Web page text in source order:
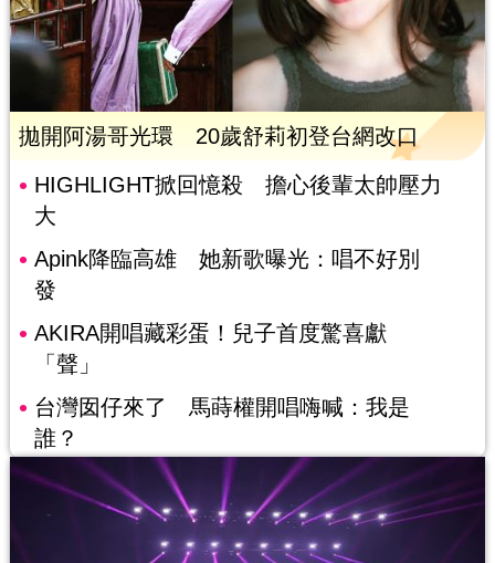
拋開阿湯哥光環 20歲舒莉初登台網改口
HIGHLIGHT掀回憶殺 擔心後輩太帥壓力
大
Apink降臨高雄 她新歌曝光：唱不好別
發
AKIRA開唱藏彩蛋！兒子首度驚喜獻
「聲」
台灣囡仔來了 馬蒔權開唱嗨喊：我是
誰？